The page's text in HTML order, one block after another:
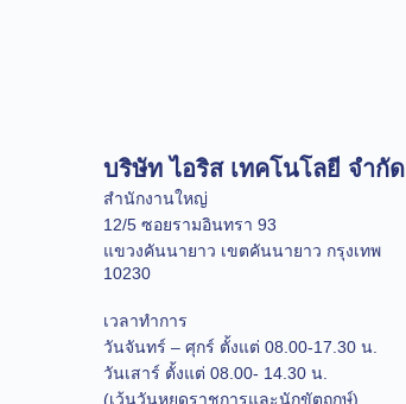
บริษัท ไอริส เทคโนโลยี จำกัด
สำนักงานใหญ่
12/5 ซอยรามอินทรา 93
แขวงคันนายาว เขตคันนายาว กรุงเทพ
10230
เวลาทำการ
วันจันทร์ – ศุกร์ ตั้งแต่ 08.00-17.30 น.
วันเสาร์ ตั้งแต่ 08.00- 14.30 น.
(เว้นวันหยุดราชการและนักขัตฤกษ์)